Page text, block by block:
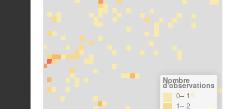
Nombre
d'observations
0– 1
1– 2